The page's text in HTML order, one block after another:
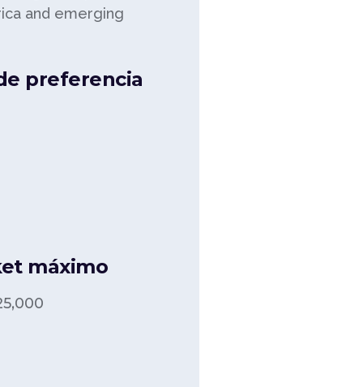
and emerging
preferencia
máximo